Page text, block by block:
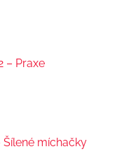
– Praxe
míchačky